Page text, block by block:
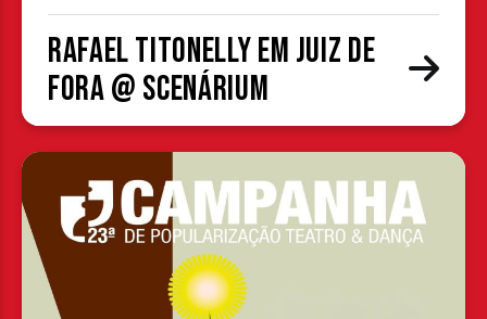
Rafael Titonelly em Juiz de
Fora @ Scenárium